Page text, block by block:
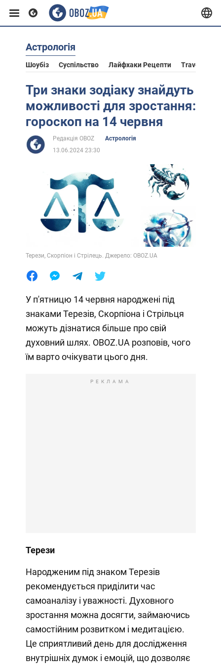
Європа
США
Африка
Лайфхаки
Астрологія
Шоубіз Суспільство Лайфхаки Рецепти Travel
Три знаки зодіаку знайдуть
можливості для зростання:
гороскоп на 14 червня
Редакція OBOZ
Астрологія
13.06.2024 23:30
Терези, Скорпіон і Стрілець. Джерело: OBOZ.UA
У п'ятницю 14 червня народжені під
знаками Терезів, Скорпіона і Стрільця
можуть дізнатися більше про свій
духовний шлях. OBOZ.UA розповів, чого
їм варто очікувати цього дня.
РЕКЛАМА
Терези
Народженим під знаком Терезів
рекомендується приділити час
самоаналізу і уважності. Духовного
зростання можна досягти, займаючись
самостійним розвитком і медитацією.
Це сприятливий день для дослідження
внутрішніх думок і емоцій, що дозволяє